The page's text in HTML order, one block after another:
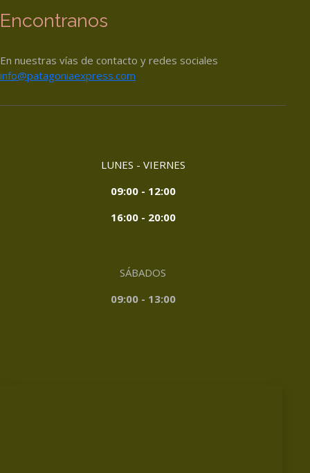
Encontranos
En nuestras vías de contacto y redes sociales
info@patagoniaexpress.com
LUNES - VIERNES
09:00 - 12:00
16:00 - 20:00
SÁBADOS
09:00 - 13:00